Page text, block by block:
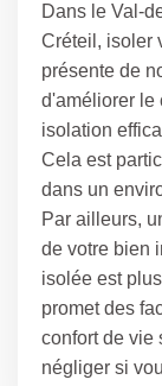
Dans le Val-
Créteil, isoler
présente de
d'améliorer le
isolation
Cela est
dans un
Par ailleurs,
de votre bien
isolée est
promet des
confort de vie
négliger si